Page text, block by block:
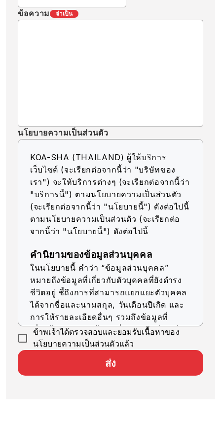
ข้อความ จำเป็น
นโยบายความเป็นส่วนตัว
KOA-SHA (THAILAND) ผู้ให้บริการ
เว็บไซต์ (จะเรียกต่อจากนี้ว่า "บริษัทของ
เรา") จะให้บริการต่างๆ (จะเรียกต่อจากนี้ว่า
"บริการนี้") ตามนโยบายความเป็นส่วนตัว
(จะเรียกต่อจากนี้ว่า "นโยบายนี้") ดังต่อไปนี้
ตามนโยบายความเป็นส่วนตัว (จะเรียกต่อ
จากนี้ว่า "นโยบายนี้") ดังต่อไปนี้
คำนิยามของข้อมูลส่วนบุคคล
ในนโยบายนี้ คำว่า “ข้อมูลส่วนบุคคล”
หมายถึงข้อมูลที่เกี่ยวกับตัวบุคคลที่ยังดำรง
ชีวิตอยู่ ชี้ถึงการที่สามารถแยกแยะตัวบุคคล
ได้จากชื่อและนามสกุล, วันเดือนปีเกิด และ
การให้รายละเอียดอื่นๆ รวมถึงข้อมูลที่
เกี่ยวข้อง (รวมถึงข้อมูลที่สามารถเทียบเคียง
กับข้อมูลอื่นๆ ได้ง่าย ซึ่งจะช่วยให้สามารถ
การรับข้อมูลส่วนบุคคล
ข้าพเจ้าได้ตรวจสอบและยอมรับเนื้อหาของ
นโยบายความเป็นส่วนตัวแล้ว
ส่ง